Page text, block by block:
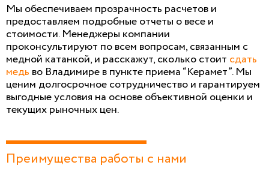
Мы обеспечиваем прозрачность расчетов и
предоставляем подробные отчеты о весе и
стоимости. Менеджеры компании
проконсультируют по всем вопросам, связанным с
медной катанкой, и расскажут, сколько стоит сдать
медь во Владимире в пункте приема “Керамет”. Мы
ценим долгосрочное сотрудничество и гарантируем
выгодные условия на основе объективной оценки и
текущих рыночных цен.
Преимущества работы с нами